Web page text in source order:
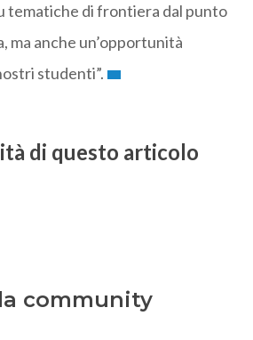
tematiche di frontiera dal punto
ma anche un’opportunità
studenti”.
di questo articolo
community